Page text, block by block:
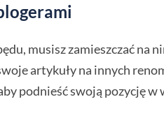
musisz zamieszczać na
artykuły na innych
podnieść swoją pozycję w